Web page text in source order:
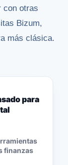
con otras
Bizum,
más clásica.
para
finanzas